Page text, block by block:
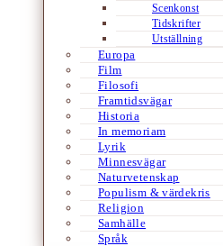
Scenkonst
Tidskrifter
Utställning
Europa
Film
Filosofi
Framtidsvägar
Historia
In memoriam
Lyrik
Minnesvägar
Naturvetenskap
Populism & värdekris
Religion
Samhälle
Språk